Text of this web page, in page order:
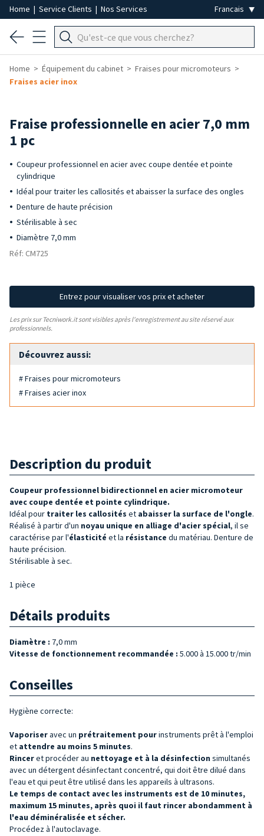
Home | Service Clients | Nos Services
Home Équipement du cabinet
Fraises pour micromoteurs
Fraises acier inox
Fraise professionnelle en acier 7,0 mm
1 pc
Coupeur professionnel en acier avec coupe dentée et pointe
cylindrique
Idéal pour traiter les callosités et abaisser la surface des ongles
Denture de haute précision
Stérilisable à sec
Diamètre 7,0 mm
Réf: CM725
Entrez pour visualiser vos prix et acheter
Les prix sur Tecniwork.it sont visibles après l'enregistrement au site réservé aux
professionnels.
Découvrez aussi:
# Fraises pour micromoteurs
# Fraises acier inox
Description du produit
Coupeur professionnel bidirectionnel en acier micromoteur
avec coupe dentée et pointe cylindrique.
Idéal pour traiter les callosités et abaisser la surface de l'ongle.
Réalisé à partir d'un noyau unique en alliage d'acier spécial, il se
caractérise par l'élasticité et la résistance du matériau. Denture de
haute précision.
Stérilisable à sec.
1 pièce
Détails produits
Diamètre : 7,0 mm
Vitesse de fonctionnement recommandée : 5.000 à 15.000 tr/min
Conseilles
Hygiène correcte:
Vaporiseravec un prétraitement pourinstruments prêt à l'emploi
et attendre au moins 5 minutes.
Rinceret procéder au nettoyage et à la désinfection simultanés
avec un détergent désinfectant concentré, qui doit être dilué dans
l'eau et qui peut être utilisé dans les appareils à ultrasons.
Le temps de contact avec les instruments est de 10 minutes,
maximum 15 minutes, après quoi il faut rincer abondamment à
l'eau déminéralisée et sécher.
Procédez à l'autoclavage.